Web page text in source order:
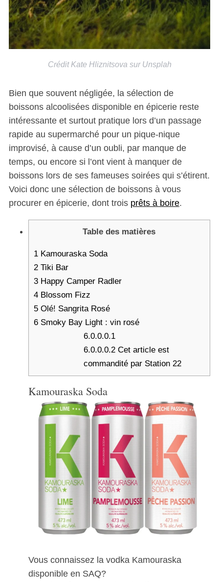
Crédit Kate Hliznitsova sur Unsplah
Bien que souvent négligée, la sélection de
boissons alcoolisées disponible en épicerie reste
intéressante et surtout pratique lors d’un passage
rapide au supermarché pour un pique-nique
improvisé, à cause d’un oubli, par manque de
temps, ou encore si l’ont vient à manquer de
boissons lors de ses fameuses soirées qui s’étirent.
Voici donc une sélection de boissons à vous
procurer en épicerie, dont trois prêts à boire.
Table des matières
1Kamouraska Soda
2Tiki Bar
3Happy Camper Radler
4Blossom Fizz
5Olé! Sangrita Rosé
6Smoky Bay Light : vin rosé
6.0.0.0.1
6.0.0.0.2 Cet article est
commandité par Station 22
Kamouraska Soda
Vous connaissez la vodka Kamouraska
disponible en SAQ?